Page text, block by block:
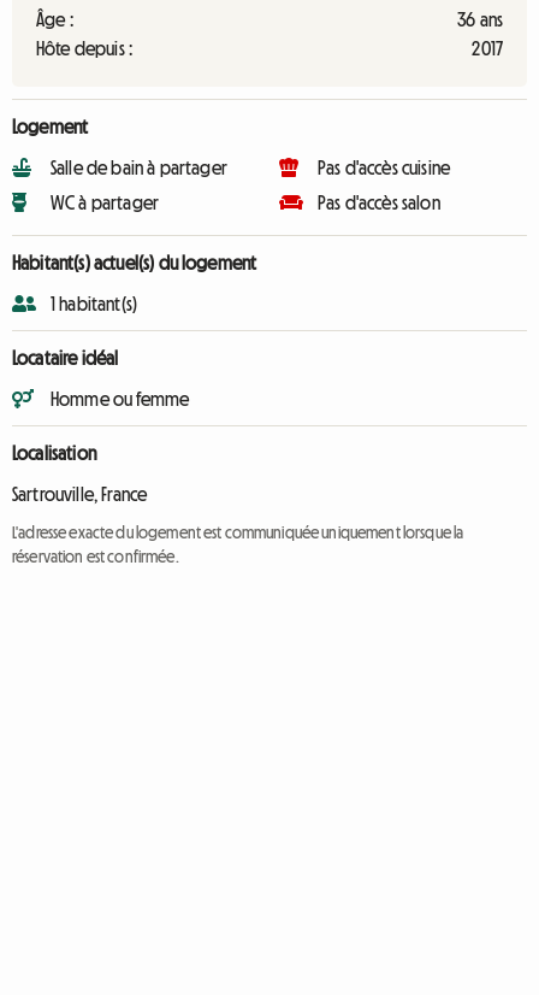
Âge :
36 ans
Hôte depuis :
2017
Logement
Salle de bain à partager
WC à partager
Pas d'accès cuisine
Pas d'accès salon
Habitant(s) actuel(s) du logement
1 habitant(s)
Locataire idéal
Homme ou femme
Localisation
Sartrouville, France
L'adresse exacte du logement est communiquée uniquement lorsque la
réservation est confirmée.